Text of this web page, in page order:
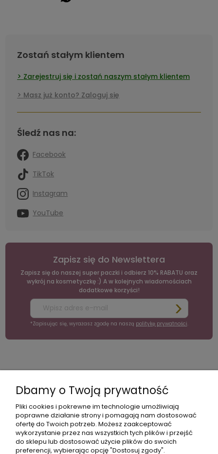
Zostań stałym klientem
Zarejestruj się i zostań naszym stałym klientem
Masz już konto? Zaloguj się
Śledź nas na:
Facebook
TikTok
Instagram
YouTube
Zapisz się do Newslettera
Zapisz się do naszej super paczki i odbierz 10% RABATU oraz
wykrój na kosmetyczkę :) A w kolejnych wiadomościach
dodatkowe korzyści!
*Zapisując się, wyrażasz zgodę na naszą politykę prywatności.
konto
i
dostawa
Dbamy o Twoją prywatność
Pliki cookies i pokrewne im technologie umożliwiają
poprawne działanie strony i pomagają nam dostosować
ofertę do Twoich potrzeb. Możesz zaakceptować
wykorzystanie przez nas wszystkich tych plików i przejść
do sklepu lub dostosować użycie plików do swoich
preferencji, wybierając opcję "Dostosuj zgody".